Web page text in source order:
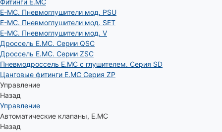
Фитинги E.MC
E-MC. Пневмоглушители мод. PSU
E-MC. Пневмоглушители мод. SET
E-MC. Пневмоглушители мод. V
Дроссель E.MC. Серии QSC
Дроссель E.MC. Серии ZSC
Пневмодроссель E.MC с глушителем. Серия SD
Цанговые фитинги E.MC Серия ZP
Управление
Назад
Управление
Автоматические клапаны, Е.МС
Назад